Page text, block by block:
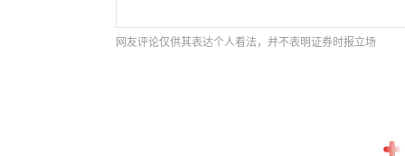
网友评论仅供其表达个人看法，并不表明证券时报立场